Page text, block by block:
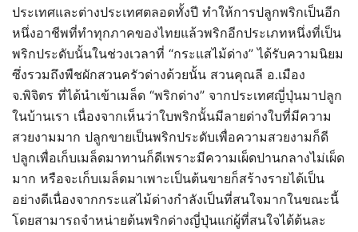
ประเทศและต่างประเทศตลอดทั้งปี ทำให้การปลูกพริกเป็นอีก
หนึ่งอาชีพที่ทำทุกภาคของไทยแล้วพริกอีกประเภทหนึ่งที่เป็น
พริกประดับนั้นในช่วงเวลาที่ “กระแสไม้ด่าง” ได้รับความนิยม
ซึ่งรวมถึงพืชผักสวนครัวด่างด้วยนั้น สวนคุณลี อ.เมือง
จ.พิจิตร ที่ได้นำเข้าเมล็ด “พริกด่าง” จากประเทศญี่ปุ่นมาปลูก
ในบ้านเรา เนื่องจากเห็นว่าใบพริกนั้นมีลายด่างใบที่มีความ
สวยงามมาก ปลูกขายเป็นพริกประดับเพื่อความสวยงามก็ดี
ปลูกเพื่อเก็บเมล็ดมาทานก็ดีเพราะมีความเผ็ดปานกลางไม่เผ็ด
มาก หรือจะเก็บเมล็ดมาเพาะเป็นต้นขายก็สร้างรายได้เป็น
อย่างดีเนื่องจากกระแสไม้ด่างกำลังเป็นที่สนใจมากในขณะนี้
โดยสามารถจำหน่ายต้นพริกด่างญี่ปุ่นแก่ผู้ที่สนใจได้ต้นละ